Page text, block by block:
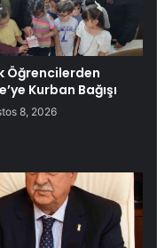
Öğrencilerden
Kurban Bağışı
8, 2026